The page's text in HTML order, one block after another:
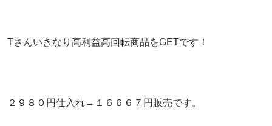
Tさんいきなり高利益高回転商品をGETです！
２９８０円仕入れ→１６６６７円販売です。